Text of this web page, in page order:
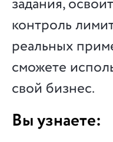
контроль
реальных
сможете
свой бизнес.
Вы узнаете: